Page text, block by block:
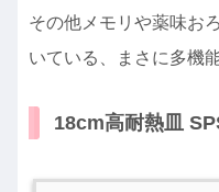
その他メモリや薬味お
いている、まさに多機
18cm高耐熱皿